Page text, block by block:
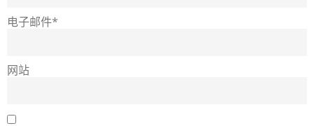
电子邮件*
网站